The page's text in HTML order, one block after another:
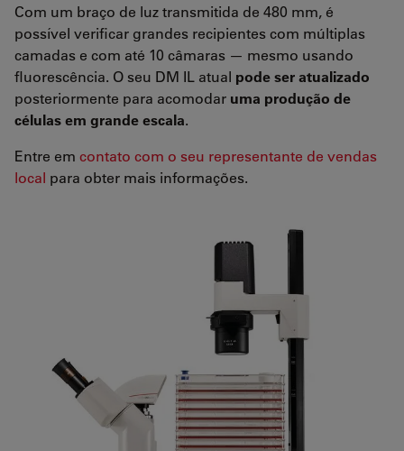
Com um braço de luz transmitida de 480 mm, é
possível verificar grandes recipientes com múltiplas
camadas e com até 10 câmaras — mesmo usando
fluorescência. O seu DM IL atual pode ser atualizado
posteriormente para acomodar uma produção de
células em grande escala.
Entre em contato com o seu representante de vendas
local para obter mais informações.